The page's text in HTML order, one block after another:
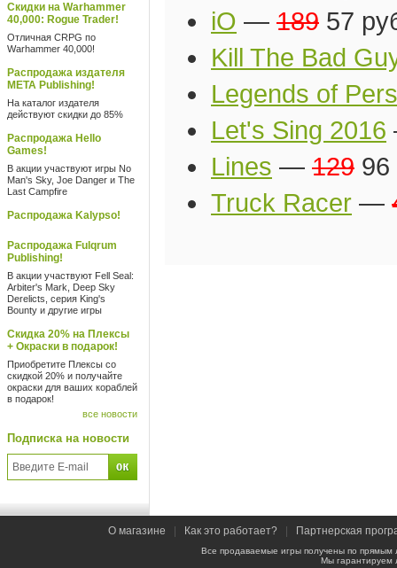
Скидки на Warhammer
40,000: Rogue Trader!
Отличная CRPG по
Warhammer 40,000!
Распродажа издателя
META Publishing!
На каталог издателя
действуют скидки до 85%
Распродажа Hello
Games!
В акции участвуют игры No
Man's Sky, Joe Danger и The
Last Campfire
Распродажа Kalypso!
Распродажа Fulqrum
Publishing!
В акции участвуют Fell Seal:
Arbiter's Mark, Deep Sky
Derelicts, серия King's
Bounty и другие игры
Скидка 20% на Плексы
+ Окраски в подарок!
Приобретите Плексы со
скидкой 20% и получайте
окраски для ваших кораблей
в подарок!
все новости
Подписка на новости
iO — 189 57
Kill The Bad
Legends of
Let's Sing 2016
Lines — 129 96
Truck Racer —
О магазине Как это работает? Партнерская
Все продаваемые игры получены по
Мы гарантируем